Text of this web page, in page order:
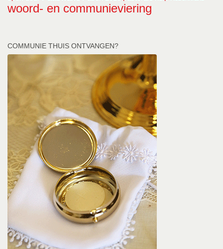
woord- en communieviering
COMMUNIE THUIS ONTVANGEN?